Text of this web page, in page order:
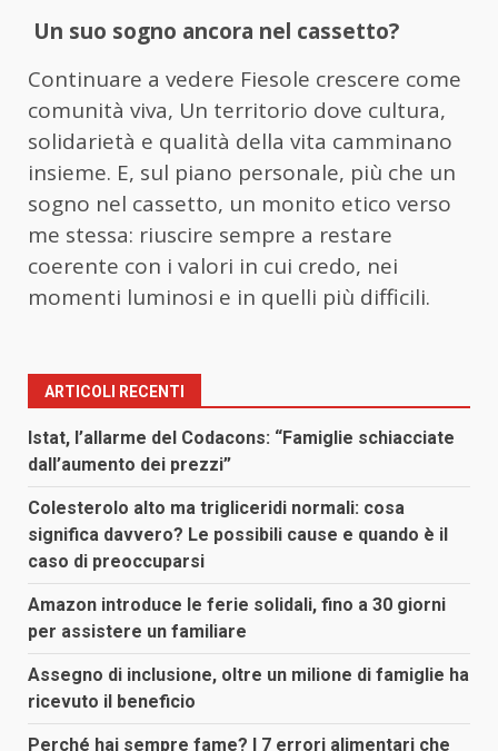
Un suo sogno ancora nel cassetto?
Continuare a vedere Fiesole crescere come
comunità viva, Un territorio dove cultura,
solidarietà e qualità della vita camminano
insieme. E, sul piano personale, più che un
sogno nel cassetto, un monito etico verso
me stessa: riuscire sempre a restare
coerente con i valori in cui credo, nei
momenti luminosi e in quelli più difficili.
ARTICOLI RECENTI
Istat, l’allarme del Codacons: “Famiglie schiacciate
dall’aumento dei prezzi”
Colesterolo alto ma trigliceridi normali: cosa
significa davvero? Le possibili cause e quando è il
caso di preoccuparsi
Amazon introduce le ferie solidali, fino a 30 giorni
per assistere un familiare
Assegno di inclusione, oltre un milione di famiglie ha
ricevuto il beneficio
Perché hai sempre fame? I 7 errori alimentari che